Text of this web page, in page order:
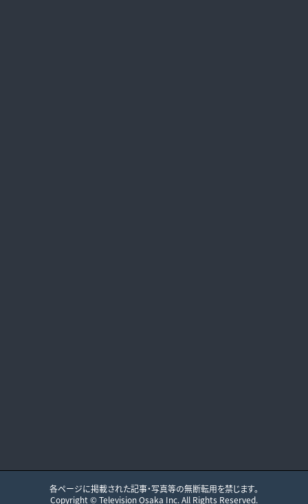
各ページに掲載された記事・写真等の無断転用を禁じます。
Copyright ©Television Osaka Inc. All Rights Reserved.